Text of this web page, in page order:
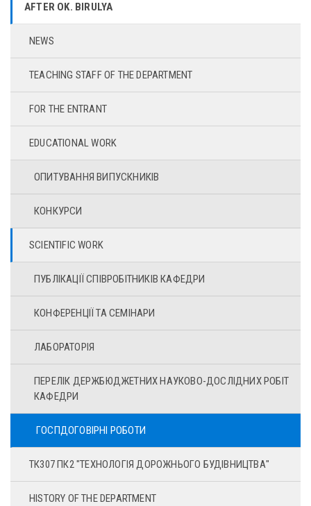
AFTER OK. BIRULYA
NEWS
TEACHING STAFF OF THE DEPARTMENT
FOR THE ENTRANT
EDUCATIONAL WORK
ОПИТУВАННЯ ВИПУСКНИКІВ
КОНКУРСИ
SCIENTIFIC WORK
ПУБЛІКАЦІЇ СПІВРОБІТНИКІВ КАФЕДРИ
КОНФЕРЕНЦІЇ ТА СЕМІНАРИ
ЛАБОРАТОРІЯ
ПЕРЕЛІК ДЕРЖБЮДЖЕТНИХ НАУКОВО-ДОСЛІДНИХ РОБІТ
КАФЕДРИ
ГОСПДОГОВІРНІ РОБОТИ
ТК307 ПК2 "ТЕХНОЛОГІЯ ДОРОЖНЬОГО БУДІВНИЦТВА"
HISTORY OF THE DEPARTMENT